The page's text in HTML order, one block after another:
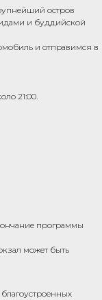
остров
и буддийской
и отправимся в
21:00.
программы
может быть